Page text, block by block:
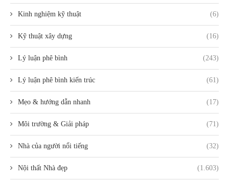
Kinh nghiệm kỹ thuật (6)
Kỹ thuật xây dựng (16)
Lý luận phê bình (243)
Lý luận phê bình kiến trúc (61)
Mẹo & hướng dẫn nhanh (17)
Môi trường & Giải pháp (71)
Nhà của người nổi tiếng (32)
Nội thất Nhà đẹp (1.603)